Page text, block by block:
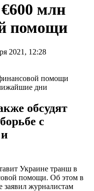
млн
помощи
2021, 12:28
дни
обсудят
с
Украине транш в
помощи. Об этом в
заявил журналистам